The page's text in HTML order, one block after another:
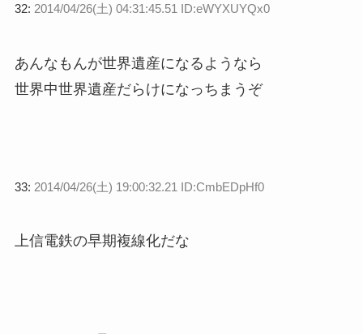
32: 2014/04/26(土) 04:31:45.51 ID:eWYXUYQx0
あんなもんが世界遺産になるようなら
世界中世界遺産だらけになっちまうぞ
33: 2014/04/26(土) 19:00:32.21 ID:CmbEDpHf0
上信電鉄の早期複線化だな